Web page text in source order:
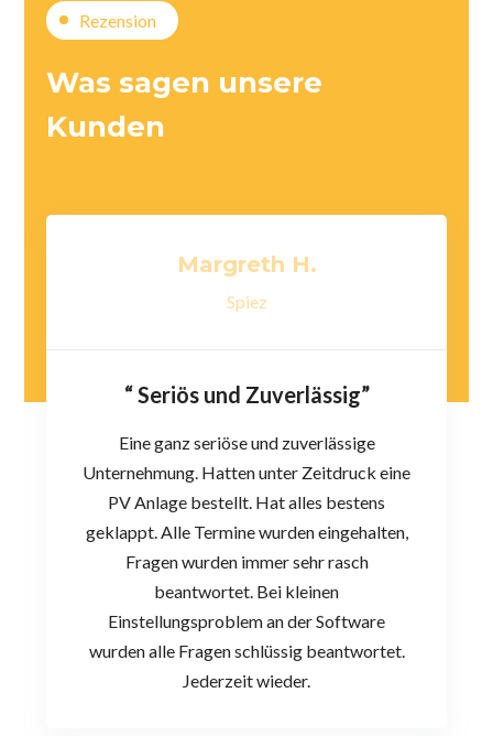
Rezension
Was sagen unsere
Kunden
Margreth H.
Spiez
“ Seriös und Zuverlässig”
Eine ganz seriöse und zuverlässige
Unternehmung. Hatten unter Zeitdruck eine
PV Anlage bestellt. Hat alles bestens
geklappt. Alle Termine wurden eingehalten,
Fragen wurden immer sehr rasch
beantwortet. Bei kleinen
Einstellungsproblem an der Software
wurden alle Fragen schlüssig beantwortet.
Jederzeit wieder.